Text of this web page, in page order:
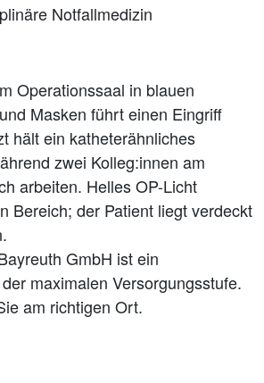
Notfallmedizin
GmbH ist ein
maximalen Versorgungsstufe.
am richtigen Ort.